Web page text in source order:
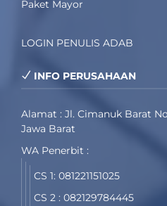
Paket Mayor
LOGIN PENULIS ADAB
INFO PERUSAHAAN
Alamat : Jl. Cimanuk Barat
Jawa Barat
WA Penerbit :
CS 1: 081221151025
CS 2 : 082129784445